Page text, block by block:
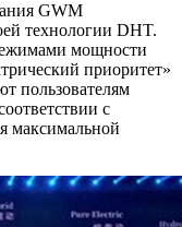
GWM
технологии DHT.
мощности
приоритет»
пользователям
с
максимальной